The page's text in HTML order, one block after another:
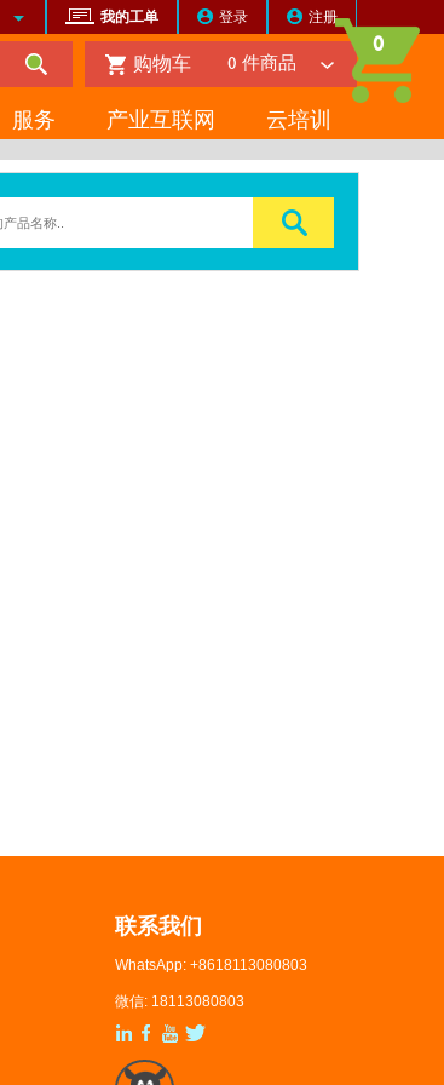
注册
登录
我的工单
购物车 0 件商品
服务 产业互联网 云培训
联系我们
WhatsApp: +8618113080803
微信: 18113080803
0